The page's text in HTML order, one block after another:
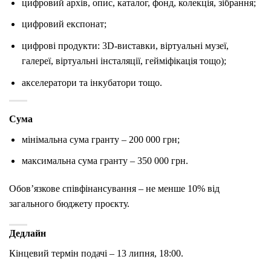
цифровий архів, опис, каталог, фонд, колекція, зібрання;
цифровий експонат;
цифрові продукти: 3D-виставки, віртуальні музеї,
галереї, віртуальні інсталяції, гейміфікація тощо);
акселератори та інкубатори тощо.
Сума
мінімальна сума гранту – 200 000 грн;
максимальна сума гранту – 350 000 грн.
Обов’язкове співфінансування – не менше 10% від
загального бюджету проєкту.
Дедлайн
Кінцевий термін подачі – 13 липня, 18:00.